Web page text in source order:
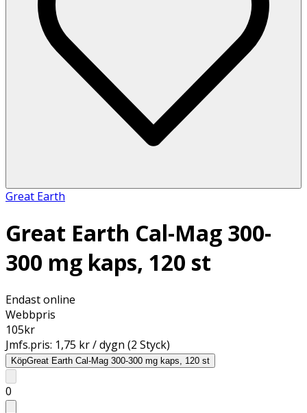
Great Earth
Great Earth Cal-Mag 300-
300 mg kaps, 120 st
Endast online
Webbpris
105kr
Jmfs.pris: 1,75 kr / dygn (2 Styck)
KöpGreat Earth Cal-Mag 300-300 mg kaps, 120 st
0